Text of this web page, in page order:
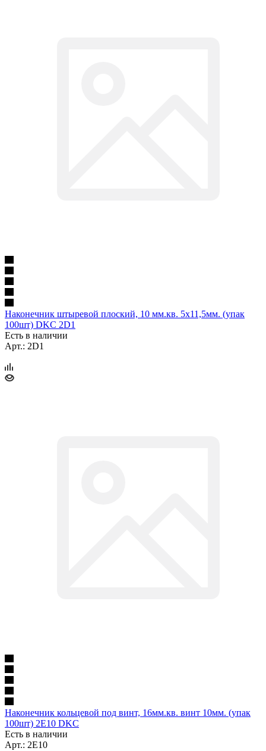
Наконечник штыревой плоский, 10 мм.кв. 5х11,5мм. (упак
100шт) DKC 2D1
Есть в наличии
Арт.: 2D1
Наконечник кольцевой под винт, 16мм.кв. винт 10мм. (упак
100шт) 2E10 DKC
Есть в наличии
Арт.: 2E10